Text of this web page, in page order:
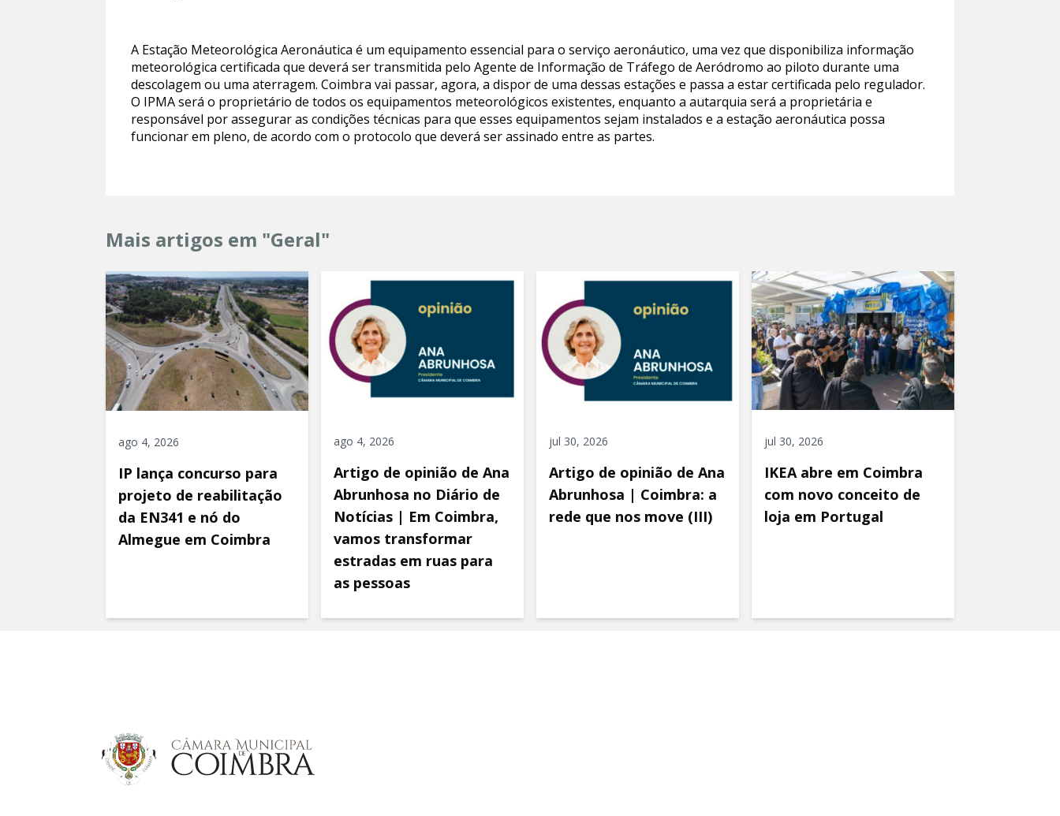
A Estação Meteorológica Aeronáutica é um equipamento essencial para o serviço aeronáutico, uma vez que disponibiliza informação
meteorológica certificada que deverá ser transmitida pelo Agente de Informação de Tráfego de Aeródromo ao piloto durante uma
descolagem ou uma aterragem. Coimbra vai passar, agora, a dispor de uma dessas estações e passa a estar certificada pelo regulador.
O IPMA será o proprietário de todos os equipamentos meteorológicos existentes, enquanto a autarquia será a proprietária e
responsável por assegurar as condições técnicas para que esses equipamentos sejam instalados e a estação aeronáutica possa
funcionar em pleno, de acordo com o protocolo que deverá ser assinado entre as partes.
Mais artigos em "Geral"
ago 4, 2026
IP lança concurso para
projeto de reabilitação
da EN341 e nó do
Almegue em Coimbra
ago 4, 2026
Artigo de opinião de Ana
Abrunhosa no Diário de
Notícias | Em Coimbra,
vamos transformar
estradas em ruas para
as pessoas
jul 30, 2026
Artigo de opinião de Ana
Abrunhosa | Coimbra: a
rede que nos move (III)
jul 30, 2026
IKEA abre em Coimbra
com novo conceito de
loja em Portugal